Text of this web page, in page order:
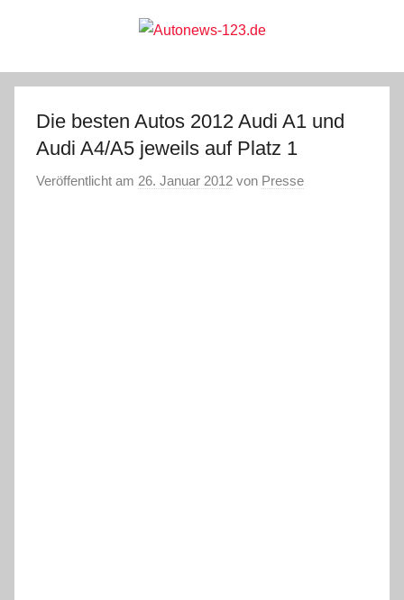
Autonews-
123.de
Die besten Autos 2012 Audi A1 und
Audi A4/A5 jeweils auf Platz 1
Veröffentlicht am 26. Januar 2012 von Presse